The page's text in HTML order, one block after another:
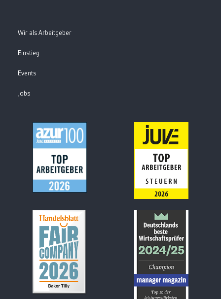
Wir als Arbeitgeber
Einstieg
Events
Jobs